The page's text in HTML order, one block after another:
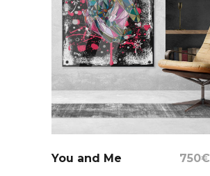
Select Options
You and Me 750€